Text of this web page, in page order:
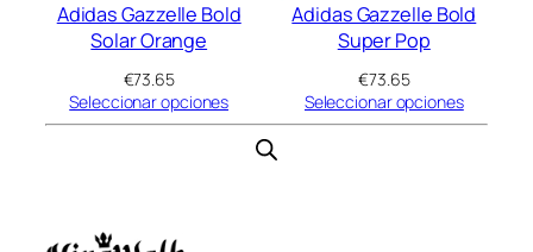
Adidas Gazzelle Bold
Solar Orange
€73.65
Seleccionar opciones
Adidas Gazzelle Bold
Super Pop
€73.65
Seleccionar opciones